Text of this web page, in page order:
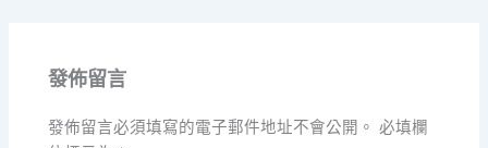
發佈留言
發佈留言必須填寫的電子郵件地址不會公開。 必填欄